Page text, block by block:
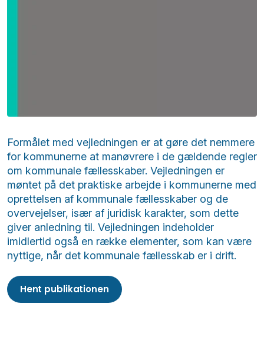
Formålet med vejledningen er at gøre det nemmere
for kommunerne at manøvrere i de gældende regler
om kommunale fællesskaber. Vejledningen er
møntet på det praktiske arbejde i kommunerne med
oprettelsen af kommunale fællesskaber og de
overvejelser, især af juridisk karakter, som dette
giver anledning til. Vejledningen indeholder
imidlertid også en række elementer, som kan være
nyttige, når det kommunale fællesskab er i drift.
Hent publikationen